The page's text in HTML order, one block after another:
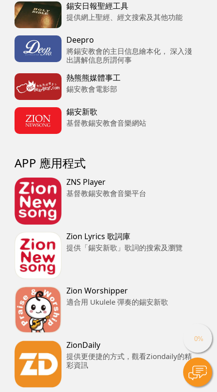
錫安日報聖經工具
提供網上聖經、經文搜索及其他功能
Deepro
將錫安教會的主日信息繪本化， 深入淺
出講解信息所謂何事
熱熊熊媒體事工
錫安教會電影部
錫安新歌
基督教錫安教會音樂網站
APP 應用程式
ZNS Player
基督教錫安教會音樂平台
Zion Lyrics 歌詞庫
提供「錫安新歌」歌詞的搜索及瀏覽
Zion Worshipper
適合用 Ukulele 彈奏的錫安新歌
ZionDaily
提供更便捷的方式，觀看Ziondaily的精
彩資訊